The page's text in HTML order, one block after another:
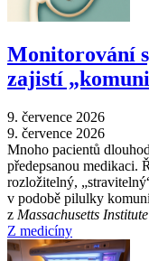
Monitorování
zajistí
9. července 2026
9. července 2026
Mnoho pacientů
předepsanou medikaci.
rozložitelný,
v podobě pilulky
z Massachusetts
Z medicíny